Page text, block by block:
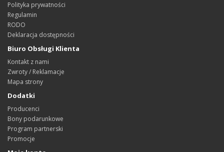
Polityka prywatności
Regulamin
RODO
Deklaracja dostępności
Biuro Obsługi Klienta
Kontakt z nami
Zwroty / Reklamacje
Mapa strony
Dodatki
Producenci
Bony podarunkowe
Program partnerski
Promocje